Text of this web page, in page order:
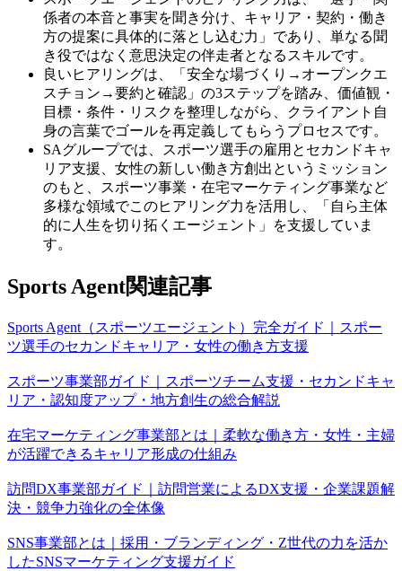
係者の本音と事実を聞き分け、キャリア・契約・働き
方の提案に具体的に落とし込む力」であり、単なる聞
き役ではなく意思決定の伴走者となるスキルです。
良いヒアリングは、「安全な場づくり→オープンクエ
スチョン→要約と確認」の3ステップを踏み、価値観・
目標・条件・リスクを整理しながら、クライアント自
身の言葉でゴールを再定義してもらうプロセスです。
SAグループでは、スポーツ選手の雇用とセカンドキャ
リア支援、女性の新しい働き方創出というミッション
のもと、スポーツ事業・在宅マーケティング事業など
多様な領域でこのヒアリング力を活用し、「自ら主体
的に人生を切り拓くエージェント」を支援していま
す。
Sports Agent関連記事
Sports Agent（スポーツエージェント）完全ガイド｜スポー
ツ選手のセカンドキャリア・女性の働き方支援
スポーツ事業部ガイド｜スポーツチーム支援・セカンドキャ
リア・認知度アップ・地方創生の総合解説
在宅マーケティング事業部とは｜柔軟な働き方・女性・主婦
が活躍できるキャリア形成の仕組み
訪問DX事業部ガイド｜訪問営業によるDX支援・企業課題解
決・競争力強化の全体像
SNS事業部とは｜採用・ブランディング・Z世代の力を活か
したSNSマーケティング支援ガイド